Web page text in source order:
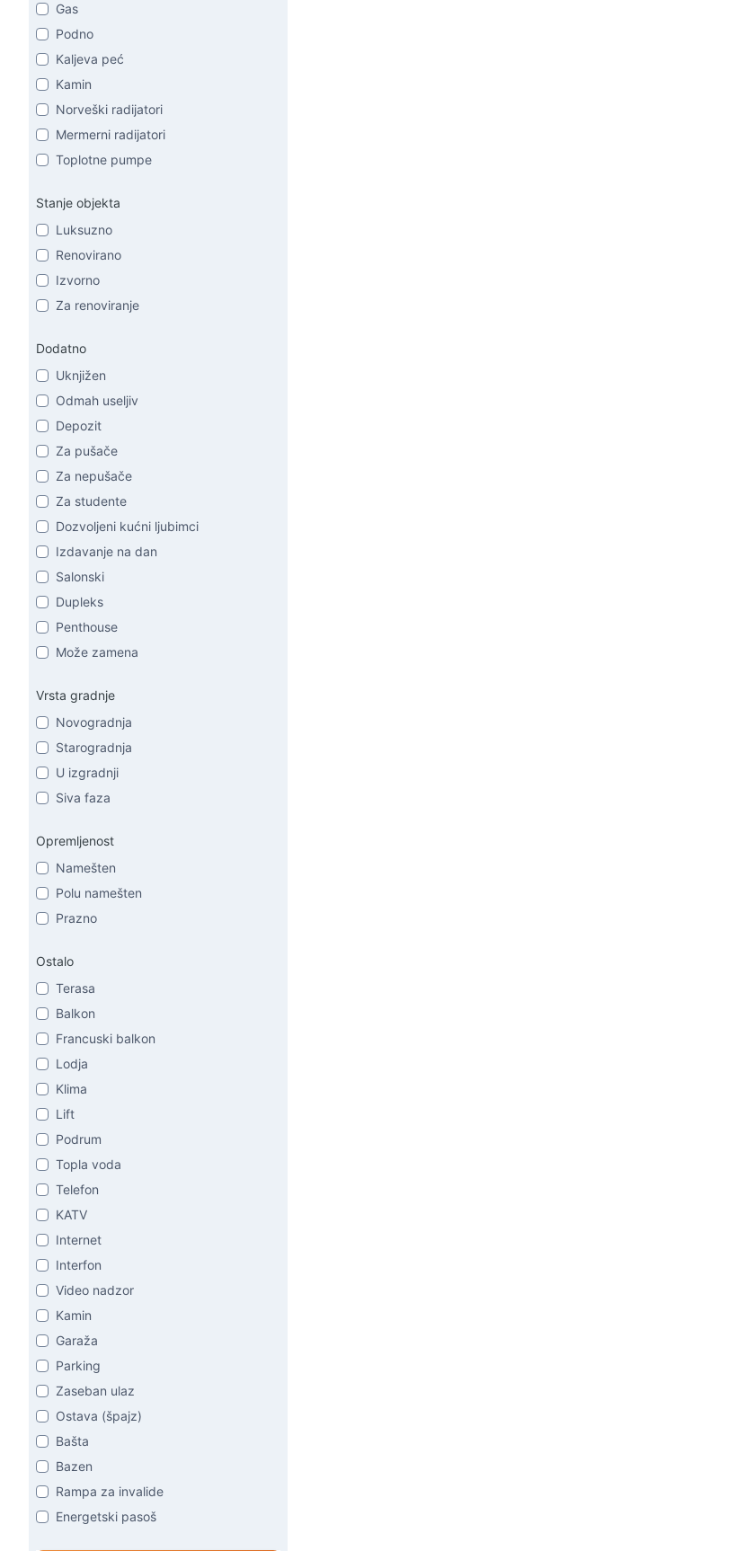
Gas
Podno
Kaljeva peć
Kamin
Norveški radijatori
Mermerni radijatori
Toplotne pumpe
Stanje objekta
Luksuzno
Renovirano
Izvorno
Za renoviranje
Dodatno
Uknjižen
Odmah useljiv
Depozit
Za pušače
Za nepušače
Za studente
Dozvoljeni kućni ljubimci
Izdavanje na dan
Salonski
Dupleks
Penthouse
Može zamena
Vrsta gradnje
Novogradnja
Starogradnja
U izgradnji
Siva faza
Opremljenost
Namešten
Polu namešten
Prazno
Ostalo
Terasa
Balkon
Francuski balkon
Lodja
Klima
Lift
Podrum
Topla voda
Telefon
KATV
Internet
Interfon
Video nadzor
Kamin
Garaža
Parking
Zaseban ulaz
Ostava (špajz)
Bašta
Bazen
Rampa za invalide
Energetski pasoš